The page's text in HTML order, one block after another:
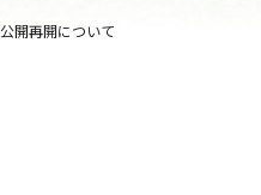
開再開について